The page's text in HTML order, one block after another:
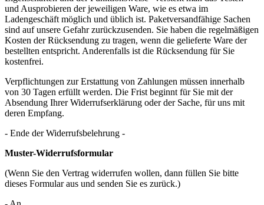
und Ausprobieren der jeweiligen Ware, wie es etwa im
Ladengeschäft möglich und üblich ist. Paketversandfähige Sachen
sind auf unsere Gefahr zurückzusenden. Sie haben die regelmäßigen
Kosten der Rücksendung zu tragen, wenn die gelieferte Ware der
bestellten entspricht. Anderenfalls ist die Rücksendung für Sie
kostenfrei.
Verpflichtungen zur Erstattung von Zahlungen müssen innerhalb
von 30 Tagen erfüllt werden. Die Frist beginnt für Sie mit der
Absendung Ihrer Widerrufserklärung oder der Sache, für uns mit
deren Empfang.
- Ende der Widerrufsbelehrung -
Muster-Widerrufsformular
(Wenn Sie den Vertrag widerrufen wollen, dann füllen Sie bitte
dieses Formular aus und senden Sie es zurück.)